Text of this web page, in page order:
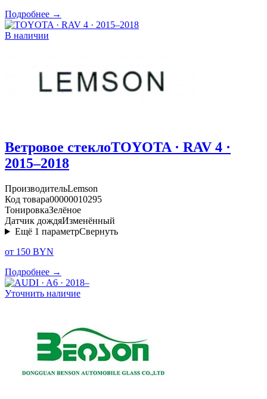
Подробнее →
В наличии
Ветровое стеклоTOYOTA · RAV 4 ·
2015–2018
ПроизводительLemson
Код товара00000010295
ТонировкаЗелёное
Датчик дождяИзменённый
Ещё 1 параметрСвернуть
от 150 BYN
Подробнее →
Уточнить наличие